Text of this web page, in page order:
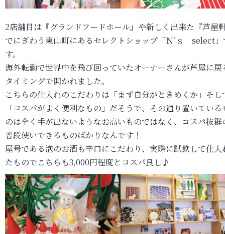
2店舗目は『グランドフードホール』や新しく出来た『芦屋
でにぎわう東山町にあるセレクトショップ「Ｎ’ｓ select」
す。
海外転勤で世界中を飛び回っていたオーナーさんが芦屋に戻
タイミングで開かれました。
こちらの仕入れのこだわりは「まず自分がときめくか」そし
「コスパがよく便利なもの」だそうで、その通り置いている
のは全く手が出ないようなお高いものではなく、コスパ抜群
普段使いできるものばかりなんです！
屋号である泡のお酒も辛口にこだわり、実際に試飲して仕入
たものでこちらも3,000円程度とコスパ良し♪